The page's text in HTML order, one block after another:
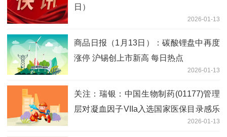
日）
2026-01-13
商品日报（1月13日）：碳酸锂盘中再度
涨停 沪锡创上市新高 每日热点
2026-01-13
关注：瑞银：中国生物制药(01177)管理
层对凝血因子VIIa入选国家医保目录感乐
2026-01-13